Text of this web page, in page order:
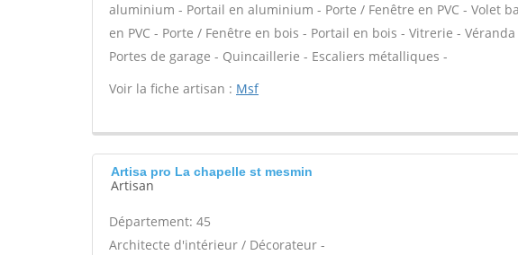
aluminium - Portail en aluminium - Porte / Fenêtre en PVC - Volet
en PVC - Porte / Fenêtre en bois - Portail en bois - Vitrerie -
Portes de garage - Quincaillerie - Escaliers métalliques -
Voir la fiche artisan : Msf
Artisa pro La chapelle st mesmin
Artisan
Département: 45
Architecte d'intérieur / Décorateur -